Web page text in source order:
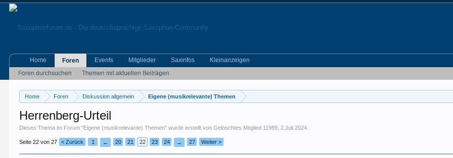
Home Foren Diskussion allgemein Eigene (musikrelevante) Themen
Herrenberg-Urteil
Dieses Thema im Forum "Eigene (musikrelevante) Themen" wurde erstellt vonGelöschtes Mitglied 11989 ,2.Juli.2024
Seite 22 von 27 < Zurück 1 ← 20 21 22 23 24 → 27 Weiter >
Home
Foren
Foren durchsuchen
Themen mit aktuellen Beiträgen
Events Mitglieder Saxinfos Kleinanzeigen